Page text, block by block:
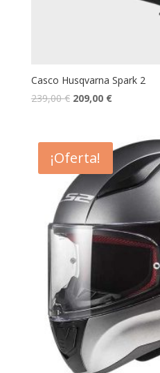
Casco Husqvarna Spark 2
239,00€ 209,00 €
¡Oferta!